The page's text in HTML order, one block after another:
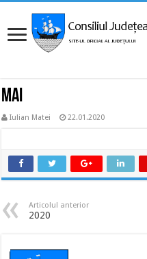
MAI
Iulian Matei 22.01.2020
Articolul anterior
2020